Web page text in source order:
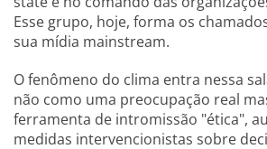
Esse grupo, hoje, forma os
sua mídia mainstream.
O fenômeno do clima entra nessa
não como uma preocupação real
ferramenta de intromissão "ética",
medidas intervencionistas sobre